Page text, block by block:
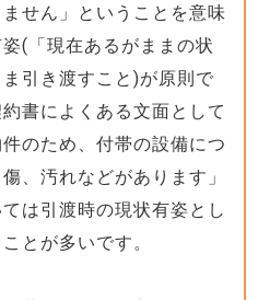
せん」ということを意味
(「現在あるがままの状
引き渡すこと)が原則で
書によくある文面として
のため、付帯の設備につ
、汚れなどがあります」
は引渡時の現状有姿とし
とが多いです。